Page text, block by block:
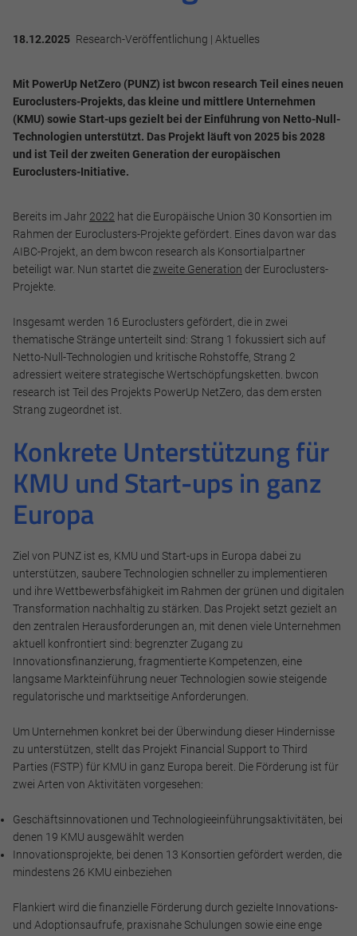
18.12.2025 Research-Veröffentlichung | Aktuelles
Mit PowerUp NetZero (PUNZ) ist bwcon research Teil eines neuen
Euroclusters-Projekts, das kleine und mittlere Unternehmen
(KMU) sowie Start-ups gezielt bei der Einführung von Netto-Null-
Technologien unterstützt. Das Projekt läuft von 2025 bis 2028
und ist Teil der zweiten Generation der europäischen
Euroclusters-Initiative.
Bereits im Jahr 2022 hat die Europäische Union 30 Konsortien im
Rahmen der Euroclusters-Projekte gefördert. Eines davon war das
AIBC-Projekt, an dem bwcon research als Konsortialpartner
beteiligt war. Nun startet die zweite Generation der Euroclusters-
Projekte.
Insgesamt werden 16 Euroclusters gefördert, die in zwei
thematische Stränge unterteilt sind: Strang 1 fokussiert sich auf
Netto-Null-Technologien und kritische Rohstoffe, Strang 2
adressiert weitere strategische Wertschöpfungsketten. bwcon
research ist Teil des Projekts PowerUp NetZero, das dem ersten
Strang zugeordnet ist.
Konkrete Unterstützung für
KMU und Start-ups in ganz
Europa
Ziel von PUNZ ist es, KMU und Start-ups in Europa dabei zu
unterstützen, saubere Technologien schneller zu implementieren
und ihre Wettbewerbsfähigkeit im Rahmen der grünen und digitalen
Transformation nachhaltig zu stärken. Das Projekt setzt gezielt an
den zentralen Herausforderungen an, mit denen viele Unternehmen
aktuell konfrontiert sind: begrenzter Zugang zu
Innovationsfinanzierung, fragmentierte Kompetenzen, eine
langsame Markteinführung neuer Technologien sowie steigende
regulatorische und marktseitige Anforderungen.
Um Unternehmen konkret bei der Überwindung dieser Hindernisse
zu unterstützen, stellt das Projekt Financial Support to Third
Parties (FSTP) für KMU in ganz Europa bereit. Die Förderung ist für
zwei Arten von Aktivitäten vorgesehen:
Geschäftsinnovationen und Technologieeinführungsaktivitäten, bei
denen 19 KMU ausgewählt werden
Innovationsprojekte, bei denen 13 Konsortien gefördert werden, die
mindestens 26 KMU einbeziehen
Flankiert wird die finanzielle Förderung durch gezielte Innovations-
und Adoptionsaufrufe, praxisnahe Schulungen sowie eine enge